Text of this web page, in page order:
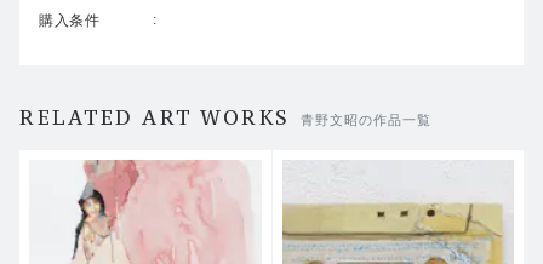
購入条件
RELATED ART WORKS 青野文昭の作品一覧